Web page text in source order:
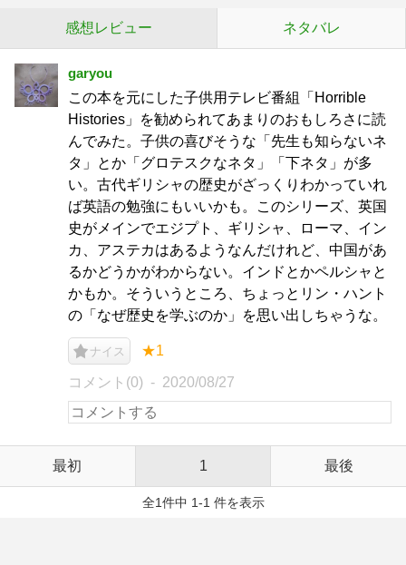
感想レビュー ネタバレ
garyou
この本を元にした子供用テレビ番組「Horrible
Histories」を勧められてあまりのおもしろさに読
んでみた。子供の喜びそうな「先生も知らないネ
タ」とか「グロテスクなネタ」「下ネタ」が多
い。古代ギリシャの歴史がざっくりわかっていれ
ば英語の勉強にもいいかも。このシリーズ、英国
史がメインでエジプト、ギリシャ、ローマ、イン
カ、アステカはあるようなんだけれど、中国があ
るかどうかがわからない。インドとかペルシャと
かもか。そういうところ、ちょっとリン・ハント
の「なぜ歴史を学ぶのか」を思い出しちゃうな。
ナイス ★1
コメント(0) 2020/08/27
最初 1 最後
全1件中 1-1 件を表示